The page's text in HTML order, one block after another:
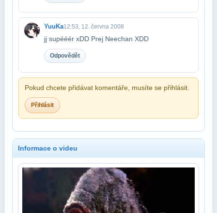
YuuKa12:53, 12. června 2008
jj supééér xDD Prej Neechan XDD
Odpovědět
Pokud chcete přidávat komentáře, musíte se přihlásit.
Přihlásit
Informace o videu